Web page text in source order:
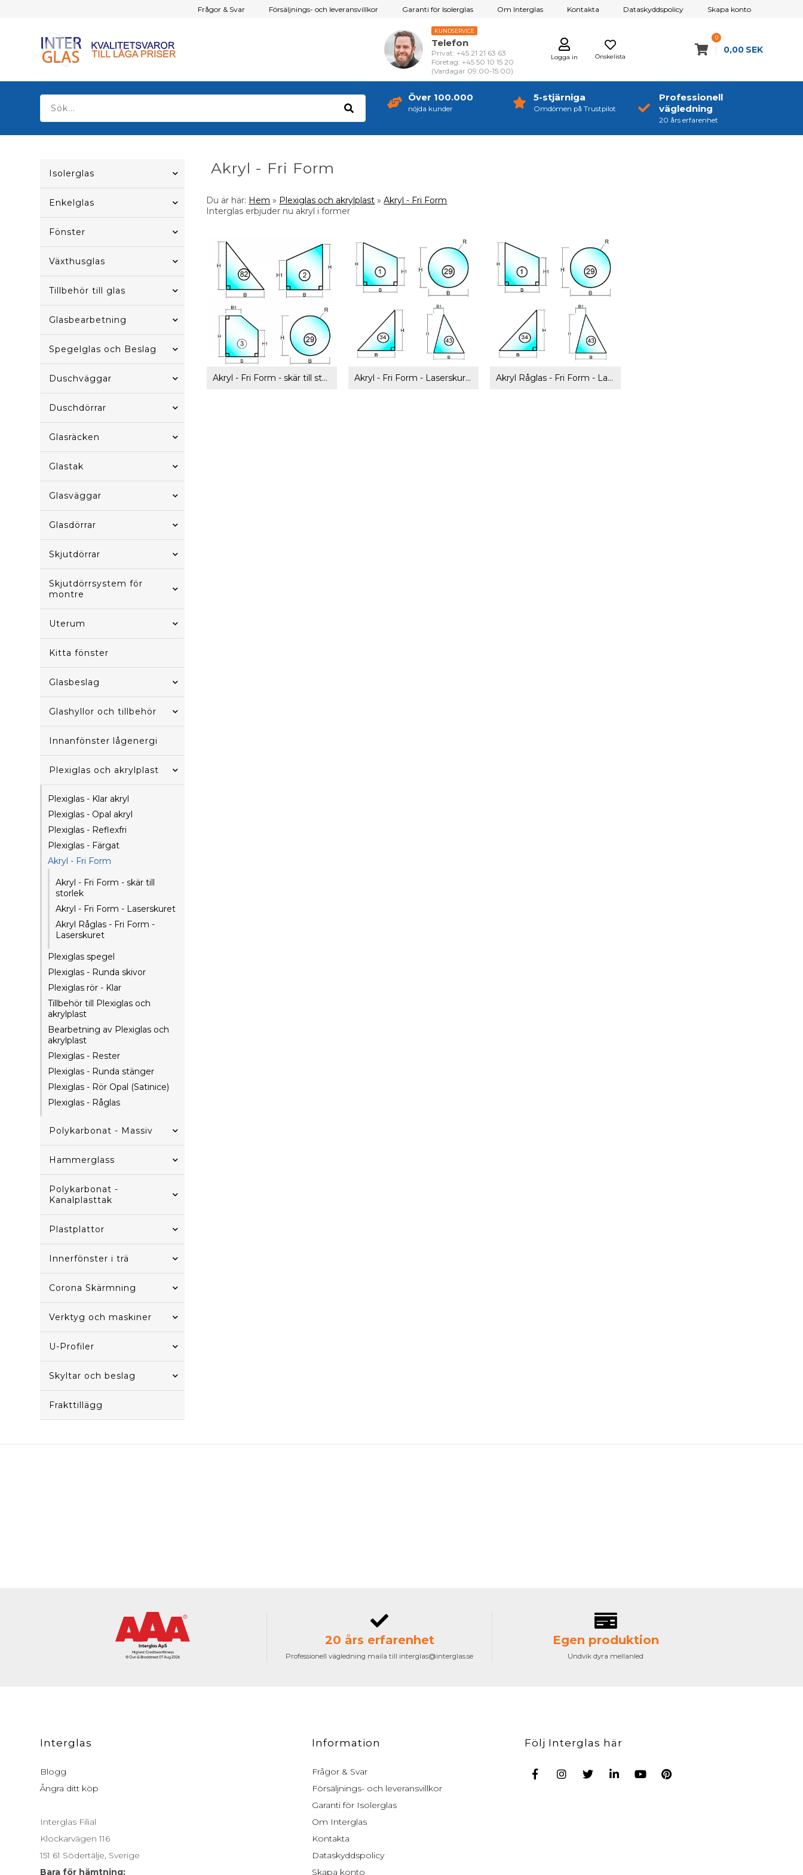
Frågor & Svar Försäljnings- och leveransvillkor Garanti för Isolerglas Om Interglas Kontakta Dataskyddspolicy Skapa konto
Önskelista
Logga in
KUNDSERVICE
Telefon
Privat: +45 21 21 63 63
Företag: +45 50 10 15 20
(Vardagar 09:00-15:00)
0
0,00 SEK
Över 100.000
nöjda kunder
5-stjärniga
Omdömen på Trustpilot
Professionell
vägledning
20 års erfarenhet
Isolerglas
Enkelglas
Fönster
Växthusglas
Tillbehör till glas
Glasbearbetning
Spegelglas och Beslag
Duschväggar
Duschdörrar
Glasräcken
Glastak
Glasväggar
Glasdörrar
Skjutdörrar
Skjutdörrsystem för
montre
Uterum
Kitta fönster
Glasbeslag
Glashyllor och tillbehör
Innanfönster lågenergi
Plexiglas och akrylplast
Plexiglas - Klar akryl
Plexiglas - Opal akryl
Plexiglas - Reflexfri
Plexiglas - Färgat
Akryl - Fri Form
Akryl - Fri Form - skär till
storlek
Akryl - Fri Form - Laserskuret
Akryl Råglas - Fri Form -
Laserskuret
Plexiglas spegel
Plexiglas - Runda skivor
Plexiglas rör - Klar
Tillbehör till Plexiglas och
akrylplast
Bearbetning av Plexiglas och
akrylplast
Plexiglas - Rester
Plexiglas - Runda stänger
Plexiglas - Rör Opal (Satinice)
Plexiglas - Råglas
Polykarbonat - Massiv
Hammerglass
Polykarbonat -
Kanalplasttak
Plastplattor
Innerfönster i trä
Corona Skärmning
Verktyg och maskiner
U-Profiler
Skyltar och beslag
Frakttillägg
Akryl - Fri Form
Du är här: Hem » Plexiglas och akrylplast »Akryl - Fri Form
Interglas erbjuder nu akryl i former
Akryl - Fri Form - skär till storlek Akryl - Fri Form - Laserskuret Akryl Råglas - Fri Form - Laserskuret
20 års erfarenhet
Professionell vägledning maila till interglas@interglas.se
Egen produktion
Undvik dyra mellanled
Interglas
Blogg
Ångra ditt köp
Interglas Filial
Klockarvägen 116
151 61 Södertälje, Sverige
Bara för hämtning:
Information
Frågor & Svar
Försäljnings- och leveransvillkor
Garanti för Isolerglas
Om Interglas
Kontakta
Dataskyddspolicy
Skapa konto
Följ Interglas här